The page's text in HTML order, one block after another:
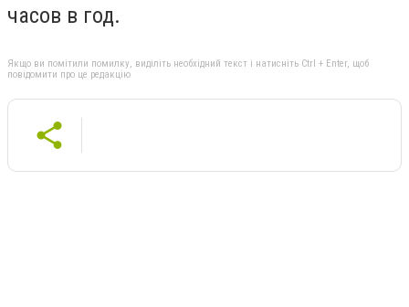
часов в год.
Якщо ви помітили помилку, виділіть необхідний текст і натисніть Ctrl + Enter, щоб
повідомити про це редакцію